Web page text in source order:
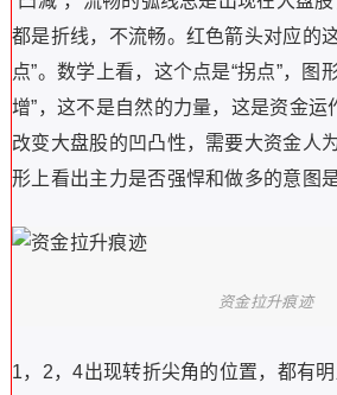
都是折线，不流畅。红色箭头对应的
点”。数学上看，这个点是“拐点”，图
增”，这不是自然的力量，这是资金运
改变大盘股的凹凸性，需要大资金人
形上看出主力是否强悍和做多的意图
资金拉升痕迹
1，2，4出现转折尖角的位置，都有明